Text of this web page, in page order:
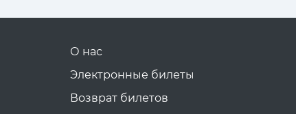
О нас
Электронные билеты
Возврат билетов